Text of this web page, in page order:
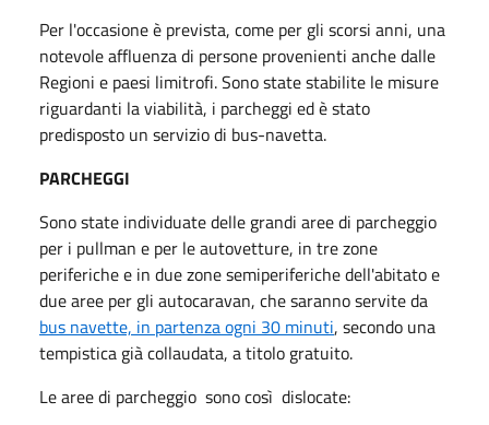
Per l'occasione è prevista, come per gli scorsi anni, una
notevole affluenza di persone provenienti anche dalle
Regioni e paesi limitrofi. Sono state stabilite le misure
riguardanti la viabilità, i parcheggi ed è stato
predisposto un servizio di bus-navetta.
PARCHEGGI
Sono state individuate delle grandi aree di parcheggio
per i pullman e per le autovetture, in tre zone
periferiche e in due zone semiperiferiche dell'abitato e
due aree per gli autocaravan, che saranno servite da
bus navette, in partenza ogni 30 minuti, secondo una
tempistica già collaudata, a titolo gratuito.
Le aree di parcheggio sono così dislocate: